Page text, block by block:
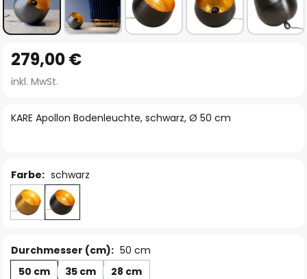
Anfang
der
springen
KARE Apollon Bodenleuchte, schwarz, Ø 50 cm
279,00 €
inkl. MwSt.
Farbe: schwarz
Durchmesser (cm): 50 cm
50 cm
35 cm 28 cm